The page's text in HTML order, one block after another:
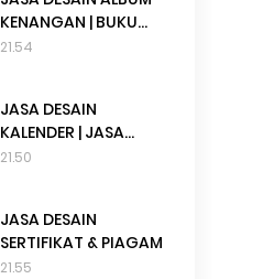
KENANGAN | BUKU
TAHUNAN SEKOLAH
21.54
JASA DESAIN
KALENDER | JASA
DESAIN TANGGALAN
21.50
JASA DESAIN
SERTIFIKAT & PIAGAM
21.55